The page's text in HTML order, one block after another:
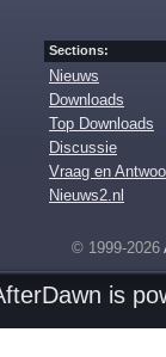
Sections:
Nieuws
Downloads
Top Downloads
Discussie
Vraag en
Nieuws2.nl
© 1999-2026
is